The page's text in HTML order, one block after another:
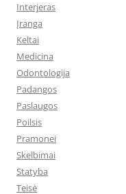
Interjeras
Įranga
Keltai
Medicina
Odontologija
Padangos
Paslaugos
Poilsis
Pramonei
Skelbimai
Statyba
Teisė